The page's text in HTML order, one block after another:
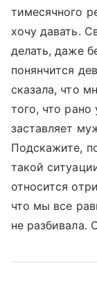
тимесячного
хочу давать.
делать, даже
понянчится
сказала, что
того, что
заставляет
Подскажите,
такой
относится
что мы все
не разбивала.